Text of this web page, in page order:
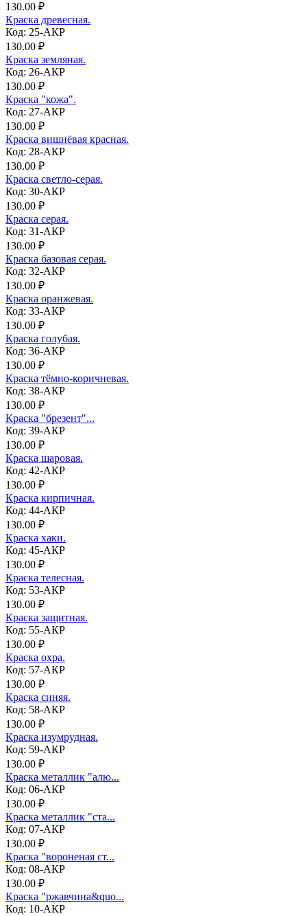
130.00 ₽
Краска древесная.
Код: 25-АКР
130.00 ₽
Краска земляная.
Код: 26-АКР
130.00 ₽
Краска "кожа".
Код: 27-АКР
130.00 ₽
Краска вишнёвая красная.
Код: 28-АКР
130.00 ₽
Краска светло-серая.
Код: 30-АКР
130.00 ₽
Краска серая.
Код: 31-АКР
130.00 ₽
Краска базовая серая.
Код: 32-АКР
130.00 ₽
Краска оранжевая.
Код: 33-АКР
130.00 ₽
Краска голубая.
Код: 36-АКР
130.00 ₽
Краска тёмно-коричневая.
Код: 38-АКР
130.00 ₽
Краска "брезент"...
Код: 39-АКР
130.00 ₽
Краска шаровая.
Код: 42-АКР
130.00 ₽
Краска кирпичная.
Код: 44-АКР
130.00 ₽
Краска хаки.
Код: 45-АКР
130.00 ₽
Краска телесная.
Код: 53-АКР
130.00 ₽
Краска защитная.
Код: 55-АКР
130.00 ₽
Краска охра.
Код: 57-АКР
130.00 ₽
Краска синяя.
Код: 58-АКР
130.00 ₽
Краска изумрудная.
Код: 59-АКР
130.00 ₽
Краска металлик "алю...
Код: 06-АКР
130.00 ₽
Краска металлик "ста...
Код: 07-АКР
130.00 ₽
Краска "вороненая ст...
Код: 08-АКР
130.00 ₽
Краска "ржавчина&quo...
Код: 10-АКР